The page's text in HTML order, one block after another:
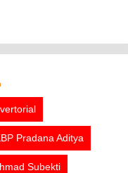
Pradana Aditya
Subekti